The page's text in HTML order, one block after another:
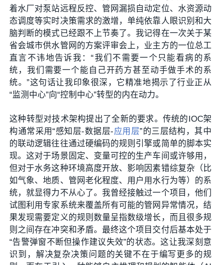
着水厂对泵站远程反控、管网漏损自动定位、水资源动
态调度等实时决策需求的激增，单纯依靠人眼识别和大
脑判断的模式已经跟不上节奏了。我记得在一次关于某
省会城市供水管网的方案评审会上，业主方的一位总工
直言不讳地告诉我：“我们不需要一个只能看病的系
统，我们需要一个能自己开药方甚至动手做手术的系
统。”这句话让我印象很深，它精准地揭示了行业正从
“监测中心”向“控制中心”转型的内在动力。
这种转型对技术架构提出了全新的要求。传统的IOC架
构通常采用“感知层-数据层-应用层”的三层结构，其中
的联动逻辑往往通过硬编码的规则引擎或简单的脚本实
现。这对于场景固定、变量可控的生产车间或许够用，
但对于水务这种环境高度开放、影响因素错综复杂（比
如气象、地质、管网老化程度、用户用水行为等）的系
统，就显得力不从心了。我曾经接触过一个项目，他们
试图利用专家系统来覆盖所有可能的管网异常情况，结
果发现需要定义的规则数量呈指数级增长，而且很多规
则之间存在冲突和矛盾。最终这个项目交付后基本处于
“告警弹窗不断但操作建议失效”的状态。这让我深刻意
识到，解决复杂决策问题的关键不在于编写更多的规